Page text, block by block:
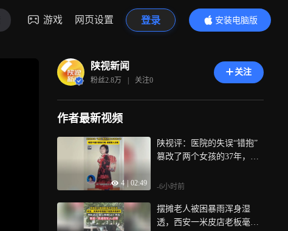
游戏 网页设置 登录
安装电脑版
内容更精彩
陕视新闻
粉丝2.8万 | 关注0
关注
作者最新视频
4 02:49
陕视评：医院的失误“错抱”
篡改了两个女孩的37年，赔
生账
-6小时前
摆摊老人被困暴雨浑身湿
透，西安一米皮店老板毫不